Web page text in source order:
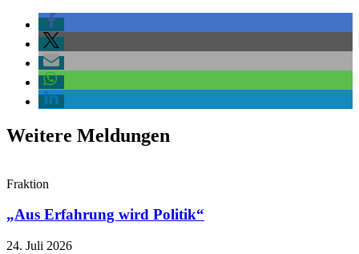
Weitere Meldungen
Fraktion
„Aus Erfahrung wird Politik“
24. Juli 2026